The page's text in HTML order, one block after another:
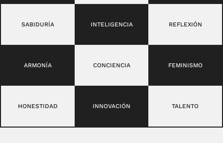
SABIDURÍA INTELIGENCIA REFLEXIÓN
ARMONÍA CONCIENCIA FEMINISMO
HONESTIDAD INNOVACIÓN TALENTO